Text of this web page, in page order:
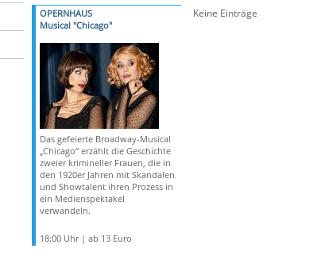
OPERNHAUS
Musical "Chicago"
Das gefeierte Broadway-Musical
„Chicago“ erzählt die Geschichte
zweier krimineller Frauen, die in
den 1920er Jahren mit Skandalen
und Showtalent ihren Prozess in
ein Medienspektakel
verwandeln.
18:00 Uhr | ab 13 Euro
Keine Einträge